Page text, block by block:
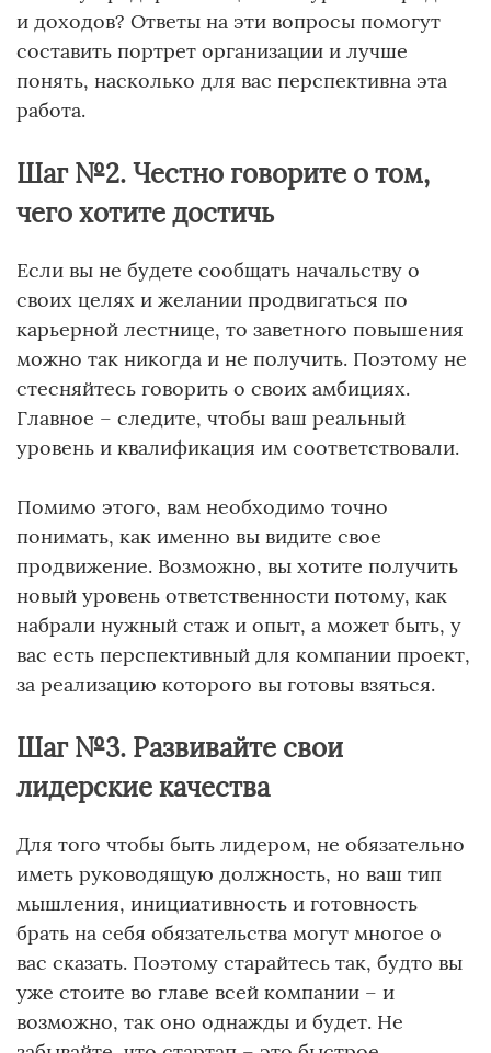
и доходов? Ответы на эти вопросы помогут
составить портрет организации и лучше
понять, насколько для вас перспективна эта
работа.
Шаг №2. Честно говорите о том,
чего хотите достичь
Если вы не будете сообщать начальству о
своих целях и желании продвигаться по
карьерной лестнице, то заветного повышения
можно так никогда и не получить. Поэтому не
стесняйтесь говорить о своих амбициях.
Главное – следите, чтобы ваш реальный
уровень и квалификация им соответствовали.
Помимо этого, вам необходимо точно
понимать, как именно вы видите свое
продвижение. Возможно, вы хотите получить
новый уровень ответственности потому, как
набрали нужный стаж и опыт, а может быть, у
вас есть перспективный для компании проект,
за реализацию которого вы готовы взяться.
Шаг №3. Развивайте свои
лидерские качества
Для того чтобы быть лидером, не обязательно
иметь руководящую должность, но ваш тип
мышления, инициативность и готовность
брать на себя обязательства могут многое о
вас сказать. Поэтому старайтесь так, будто вы
уже стоите во главе всей компании – и
возможно, так оно однажды и будет. Не